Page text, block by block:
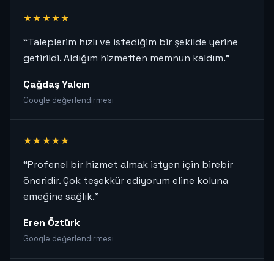
★★★★★
“Taleplerim hızlı ve istediğim bir şekilde yerine
getirildi. Aldığım hizmetten memnun kaldım.”
Çağdaş Yalçın
Google değerlendirmesi
★★★★★
“Profenel bir hizmet almak istyen için birebir
öneridir. Çok teşekkür ediyorum eline koluna
emeğine sağlık.”
Eren Öztürk
Google değerlendirmesi